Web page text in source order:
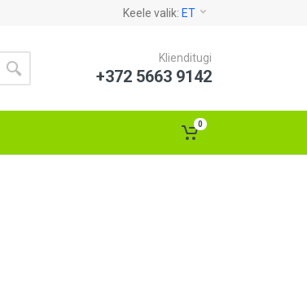
Keele valik: ET
Klienditugi
+372 5663 9142
0